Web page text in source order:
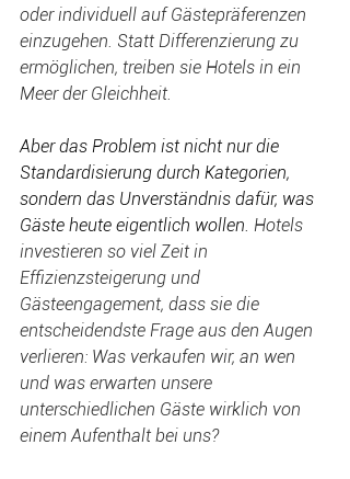
oder individuell auf Gästepräferenzen
einzugehen. Statt Differenzierung zu
ermöglichen, treiben sie Hotels in ein
Meer der Gleichheit.
Aber das Problem ist nicht nur die
Standardisierung durch Kategorien,
sondern das Unverständnis dafür, was
Gäste heute eigentlich wollen. Hotels
investieren so viel Zeit in
Effizienzsteigerung und
Gästeengagement, dass sie die
entscheidendste Frage aus den Augen
verlieren: Was verkaufen wir, an wen
und was erwarten unsere
unterschiedlichen Gäste wirklich von
einem Aufenthalt bei uns?